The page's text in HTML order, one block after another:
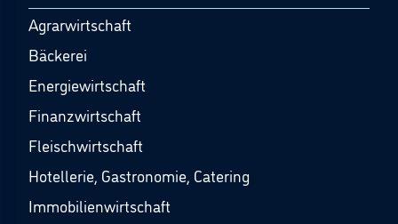
Agrarwirtschaft
Bäckerei
Energiewirtschaft
Finanzwirtschaft
Fleischwirtschaft
Hotellerie, Gastronomie, Catering
Immobilienwirtschaft